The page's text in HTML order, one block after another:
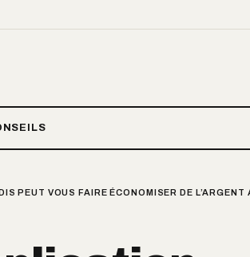
PEUT VOUS FAIRE ÉCONOMISER DE L’ARGENT